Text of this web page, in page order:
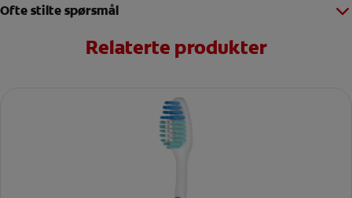
Ofte stilte spørsmål
Relaterte produkter